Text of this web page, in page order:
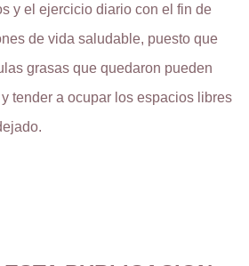
y el ejercicio diario con el fin de
de vida saludable, puesto que
grasas que quedaron pueden
tender a ocupar los espacios libres